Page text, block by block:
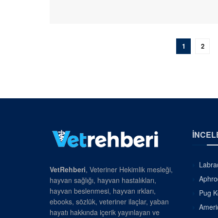
1 2
VetRehberi, Veteriner Hekimlik mesleği,
hayvan sağlığı, hayvan hastalıkları,
hayvan beslenmesi, hayvan ırkları,
ebooks, sözlük, veteriner ilaçlar, yaban
hayatı hakkında içerik yayınlayan ve
Pug